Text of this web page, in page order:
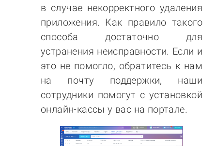
в случае некорректного удаления
приложения. Как правило такого
способа достаточно для
устранения неисправности. Если и
это не помогло, обратитесь к нам
на почту поддержки, наши
сотрудники помогут с установкой
онлайн-кассы у вас на портале.